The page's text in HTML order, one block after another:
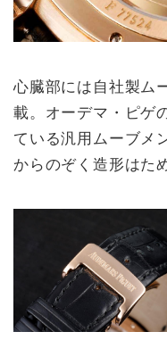
心臓部には自社製ム
載。オーデマ・ピゲ
ている汎用ムーブメ
からのぞく造形はた